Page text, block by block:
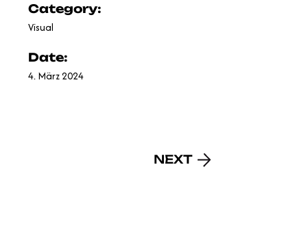
Category:
Visual
Date:
4. März 2024
NEXT